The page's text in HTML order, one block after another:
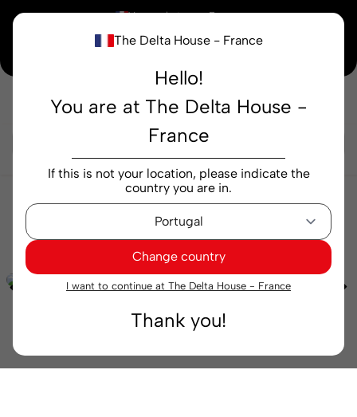
The Delta House - France
Hello!
You are at The Delta House -
France
If this is not your location, please indicate the
country you are in.
Change country
I want to continue at The Delta House - France
Thank you!
× Vous achetez en France
Notre nouvelle maison peaufine encore ses derniers détails. Merci de votre
Cafés Gélules Intensités
Capsules Delta Q